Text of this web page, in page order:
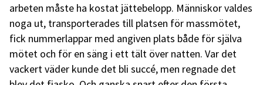
arbeten måste ha kostat jättebelopp. Människor valdes
noga ut, transporterades till platsen för massmötet,
fick nummerlappar med angiven plats både för själva
mötet och för en säng i ett tält över natten. Var det
vackert väder kunde det bli succé, men regnade det